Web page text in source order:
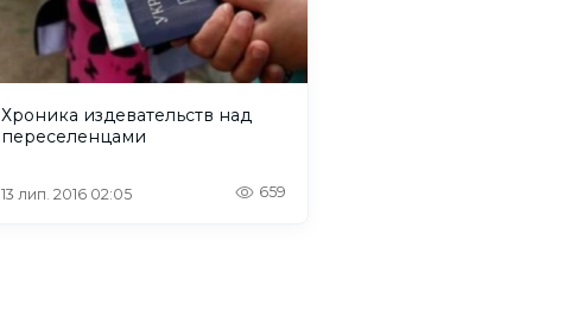
Хроника издевательств над
переселенцами
13 лип. 2016 02:05 659